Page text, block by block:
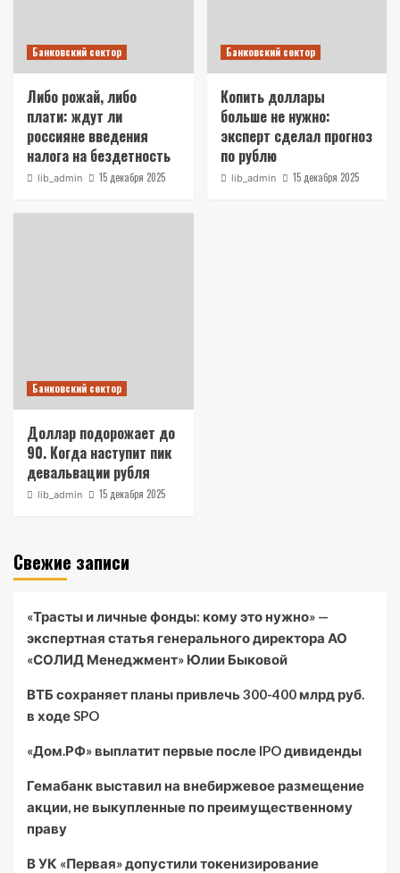
Банковский сектор
Либо рожай, либо
плати: ждут ли
россияне введения
налога на бездетность
lib_admin 15 декабря 2025
Банковский сектор
Копить доллары
больше не нужно:
эксперт сделал прогноз
по рублю
lib_admin 15 декабря 2025
Банковский сектор
Доллар подорожает до
90. Когда наступит пик
девальвации рубля
lib_admin 15 декабря 2025
Свежие записи
«Трасты и личные фонды: кому это нужно» —
экспертная статья генерального директора АО
«СОЛИД Менеджмент» Юлии Быковой
ВТБ сохраняет планы привлечь 300-400 млрд руб.
в ходе SPO
«Дом.РФ» выплатит первые после IPO дивиденды
Гемабанк выставил на внебиржевое размещение
акции, не выкупленные по преимущественному
праву
В УК «Первая» допустили токенизирование